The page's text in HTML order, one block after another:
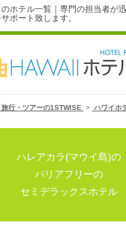
ホテル一覧｜専門の担当者が
ポート致します。
旅行・ツアーの1STWISE > ハワイホ
ハレアカラ(マウイ島)の
バリアフリーの
セミデラックスホテル